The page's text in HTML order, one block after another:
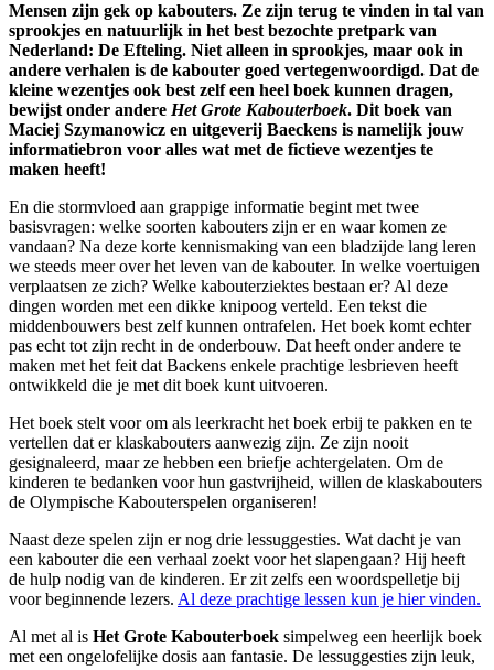
Mensen zijn gek op kabouters. Ze zijn terug te vinden in tal van
sprookjes en natuurlijk in het best bezochte pretpark van
Nederland: De Efteling. Niet alleen in sprookjes, maar ook in
andere verhalen is de kabouter goed vertegenwoordigd. Dat de
kleine wezentjes ook best zelf een heel boek kunnen dragen,
bewijst onder andere Het Grote Kabouterboek. Dit boek van
Maciej Szymanowicz en uitgeverij Baeckens is namelijk jouw
informatiebron voor alles wat met de fictieve wezentjes te
maken heeft!
En die stormvloed aan grappige informatie begint met twee
basisvragen: welke soorten kabouters zijn er en waar komen ze
vandaan? Na deze korte kennismaking van een bladzijde lang leren
we steeds meer over het leven van de kabouter. In welke voertuigen
verplaatsen ze zich? Welke kabouterziektes bestaan er? Al deze
dingen worden met een dikke knipoog verteld. Een tekst die
middenbouwers best zelf kunnen ontrafelen. Het boek komt echter
pas echt tot zijn recht in de onderbouw. Dat heeft onder andere te
maken met het feit dat Backens enkele prachtige lesbrieven heeft
ontwikkeld die je met dit boek kunt uitvoeren.
Het boek stelt voor om als leerkracht het boek erbij te pakken en te
vertellen dat er klaskabouters aanwezig zijn. Ze zijn nooit
gesignaleerd, maar ze hebben een briefje achtergelaten. Om de
kinderen te bedanken voor hun gastvrijheid, willen de klaskabouters
de Olympische Kabouterspelen organiseren!
Naast deze spelen zijn er nog drie lessuggesties. Wat dacht je van
een kabouter die een verhaal zoekt voor het slapengaan? Hij heeft
de hulp nodig van de kinderen. Er zit zelfs een woordspelletje bij
voor beginnende lezers. Al deze prachtige lessen kun je hier vinden.
Al met al is Het Grote Kabouterboek simpelweg een heerlijk boek
met een ongelofelijke dosis aan fantasie. De lessuggesties zijn leuk,